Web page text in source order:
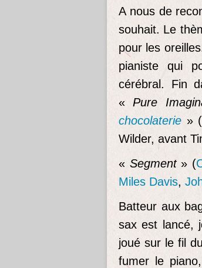
A nous de
souhait. Le
pour les
pianiste qui
cérébral. Fin
«Pure
chocolaterie »
Wilder, avant
« Segment» (
Miles Davis,
Batteur aux
sax est lancé,
joué sur le fil
fumer le